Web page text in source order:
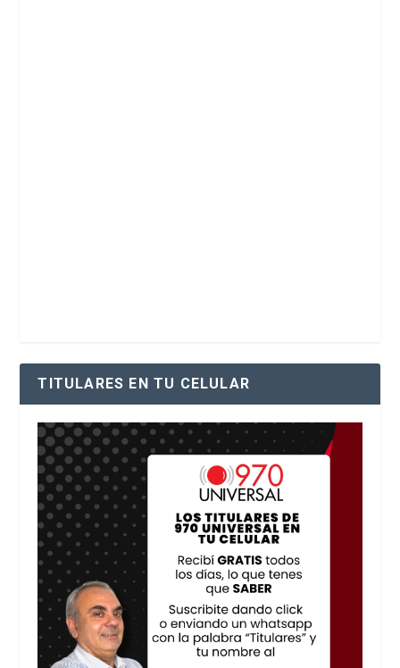
TITULARES EN TU CELULAR